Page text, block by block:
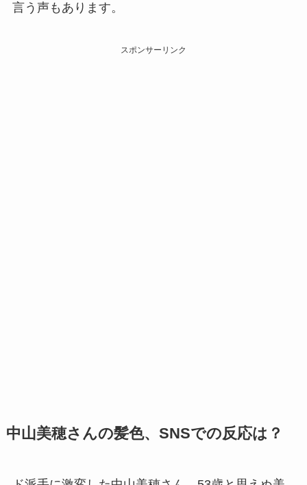
言う声もあります。
スポンサーリンク
中山美穂さんの髪色、SNSでの反応は？